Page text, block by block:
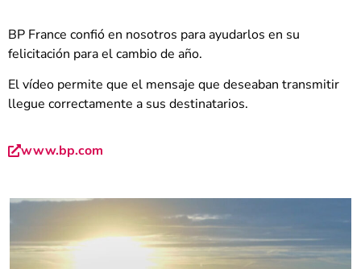
BP France confió en nosotros para ayudarlos en su
felicitación para el cambio de año.
El vídeo permite que el mensaje que deseaban transmitir
llegue correctamente a sus destinatarios.
www.bp.com